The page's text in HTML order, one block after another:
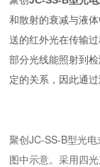
和散射的衰减与液
送的红外光在传输
部分光线能照射到
定的关系，因此通
聚创JC-SS-B型光
图中示意。采用四